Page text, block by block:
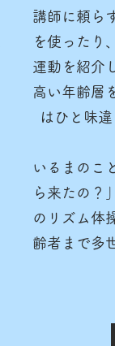
講師に頼ら
を使ったり
運動を紹介
高い年齢層
はひと味
いるまのこ
ら来たの？
のリズム体
齢者まで多